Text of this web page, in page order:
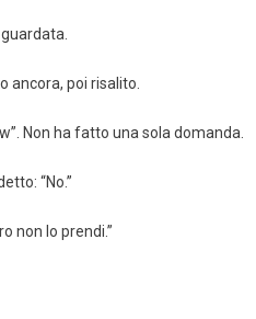
ancora, poi risalito.
Non ha fatto una sola domanda.
“No.”
non lo prendi.”